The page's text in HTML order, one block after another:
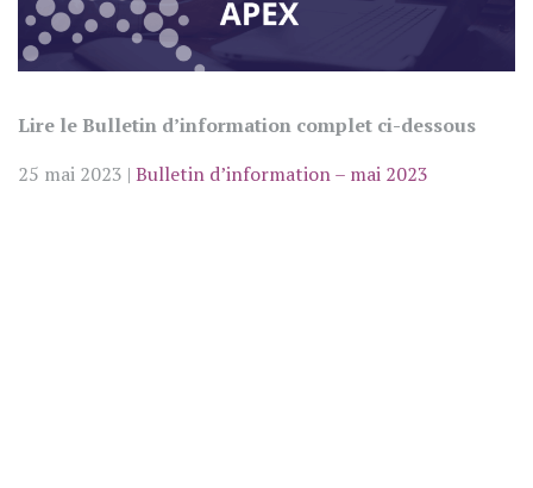
Lire le Bulletin d’information complet ci-dessous
25 mai 2023 | Bulletin d’information – mai 2023